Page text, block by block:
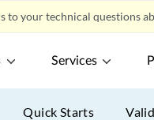
to your technical questions
Services
Quick Starts